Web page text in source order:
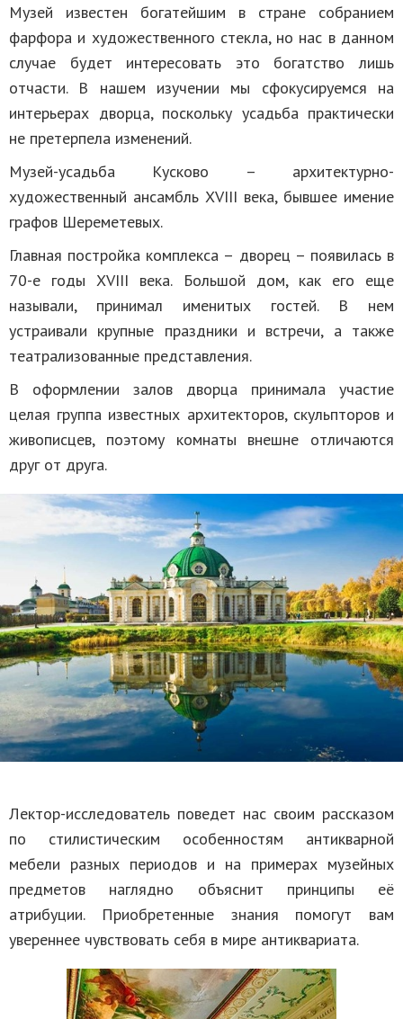
Музей известен богатейшим в стране собранием
фарфора и художественного стекла, но нас в данном
случае будет интересовать это богатство лишь
отчасти. В нашем изучении мы сфокусируемся на
интерьерах дворца, поскольку усадьба практически
не претерпела изменений.
Музей-усадьба Кусково – архитектурно-
художественный ансамбль XVIII века, бывшее имение
графов Шереметевых.
Главная постройка комплекса – дворец – появилась в
70-е годы XVIII века. Большой дом, как его еще
называли, принимал именитых гостей. В нем
устраивали крупные праздники и встречи, а также
театрализованные представления.
В оформлении залов дворца принимала участие
целая группа известных архитекторов, скульпторов и
живописцев, поэтому комнаты внешне отличаются
друг от друга.
Лектор-исследователь поведет нас своим рассказом
по стилистическим особенностям антикварной
мебели разных периодов и на примерах музейных
предметов наглядно объяснит принципы её
атрибуции. Приобретенные знания помогут вам
увереннее чувствовать себя в мире антиквариата.